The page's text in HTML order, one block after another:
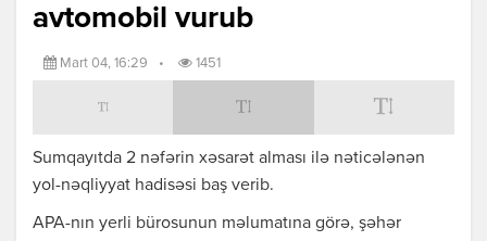
avtomobil vurub
Mart 04, 16:29 • 1451
Sumqayıtda 2 nəfərin xəsarət alması ilə nəticələnən
yol-nəqliyyat hadisəsi baş verib.
APA-nın yerli bürosunun məlumatına görə, şəhər